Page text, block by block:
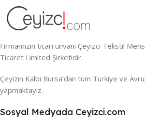
Firmamızın ticari ünvanı Çeyizci Tekstil
Ticaret Limited Şirketidir.
Çeyizin Kalbi Bursa’dan tüm Türkiye ve
yapmaktayız.
Sosyal Medyada Ceyizci.com